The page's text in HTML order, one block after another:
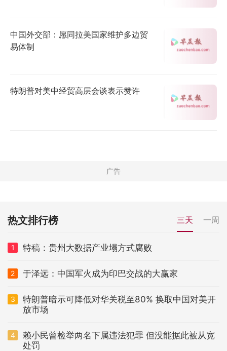
中国外交部：愿同拉美国家维护多边贸
易体制
特朗普对美中经贸高层会谈表示赞许
热文排行榜 三天 一周
1 特稿：贵州大数据产业塌方式腐败
2 于泽远：中国军火成为印巴交战的大赢家
3
特朗普暗示可降低对华关税至80% 换取中国对美开
放市场
4
赖小民曾检举两名下属违法犯罪 但没能据此被从宽
处罚